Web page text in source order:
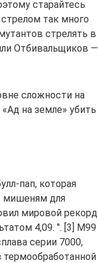
старайтесь
так много
стрелять в
Отбивальщиков —
сложности на
на земле» убить
пап, которая
мишеням для
мировой рекорд
4,09. ″. [3] M99
серии 7000,
термообработанной